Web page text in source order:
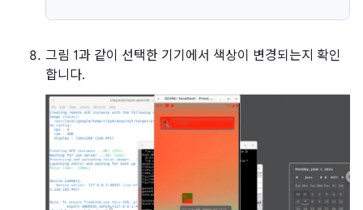
그림 1과 같이 선택한 기기에서 색상이 변경되는지 확인
합니다.